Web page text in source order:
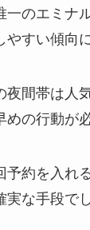
一のエミナ
すい傾向
夜間帯は人
の行動が
予約を入れ
な手段でし